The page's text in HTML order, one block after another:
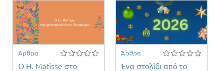
Άρθρα
Ο H. Matisse στο
Άρθρα
Ένα στολίδι από το